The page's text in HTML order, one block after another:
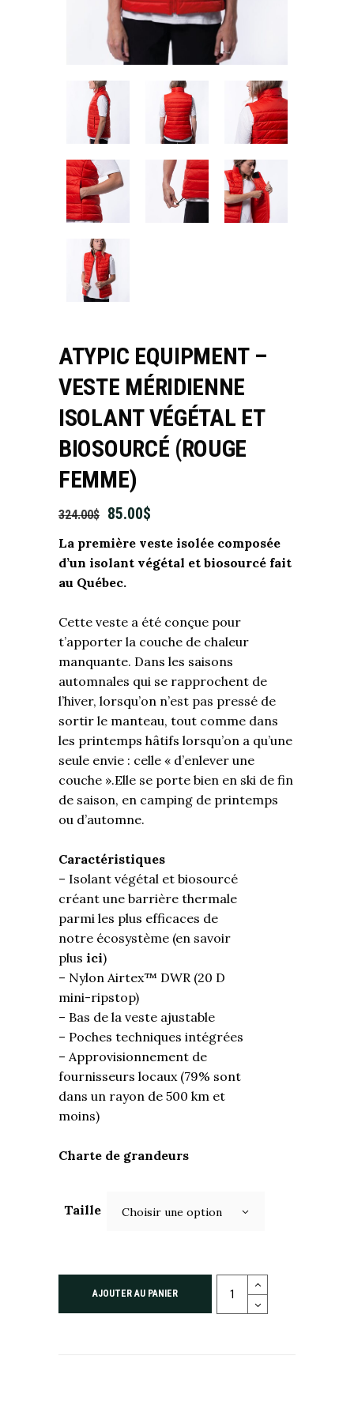
ATYPIC EQUIPMENT –
VESTE MÉRIDIENNE
ISOLANT VÉGÉTAL ET
BIOSOURCÉ (ROUGE
FEMME)
324.00$ 85.00$
La première veste isolée composée
d’un isolant végétal et biosourcé fait
au Québec.
Cette veste a été conçue pour
t’apporter la couche de chaleur
manquante. Dans les saisons
automnales qui se rapprochent de
l’hiver, lorsqu’on n’est pas pressé de
sortir le manteau, tout comme dans
les printemps hâtifs lorsqu’on a qu’une
seule envie : celle « d’enlever une
couche ».Elle se porte bien en ski de fin
de saison, en camping de printemps
ou d’automne.
Caractéristiques
– Isolant végétal et biosourcé
créant une barrière thermale
parmi les plus efficaces de
notre écosystème (en savoir
plus ici)
– Nylon Airtex™️ DWR (20 D
mini-ripstop)
– Bas de la veste ajustable
– Poches techniques intégrées
– Approvisionnement de
fournisseurs locaux (79% sont
dans un rayon de 500 km et
moins)
Charte de grandeurs
Taille Choisir une option
AJOUTER AU PANIER